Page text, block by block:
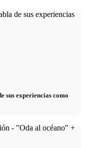
sus experiencias como